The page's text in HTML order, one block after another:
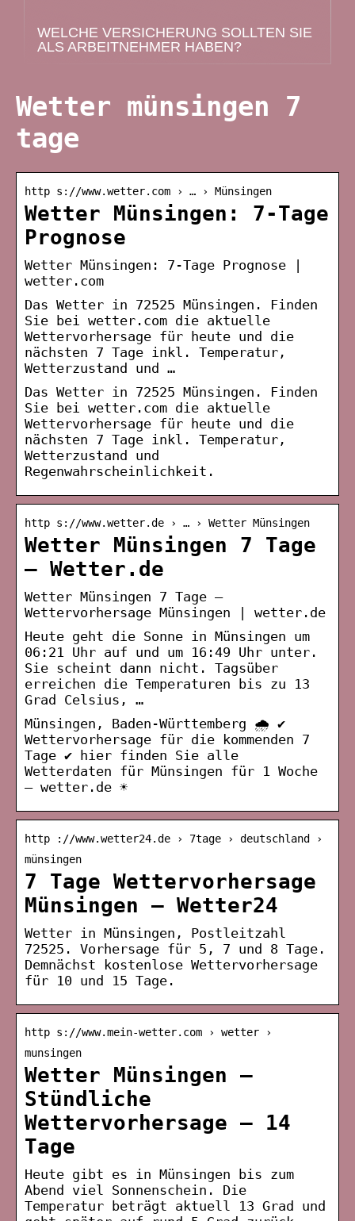
WELCHE VERSICHERUNG SOLLTEN SIE
ALS ARBEITNEHMER HABEN?
Wetter münsingen 7
tage
http s://www.wetter.com › … › Münsingen
Wetter Münsingen: 7-Tage
Prognose
Wetter Münsingen: 7-Tage Prognose |
wetter.com
Das Wetter in 72525 Münsingen. Finden
Sie bei wetter.com die aktuelle
Wettervorhersage für heute und die
nächsten 7 Tage inkl. Temperatur,
Wetterzustand und …
Das Wetter in 72525 Münsingen. Finden
Sie bei wetter.com die aktuelle
Wettervorhersage für heute und die
nächsten 7 Tage inkl. Temperatur,
Wetterzustand und
Regenwahrscheinlichkeit.
http s://www.wetter.de › … › Wetter Münsingen
Wetter Münsingen 7 Tage
– Wetter.de
Wetter Münsingen 7 Tage –
Wettervorhersage Münsingen | wetter.de
Heute geht die Sonne in Münsingen um
06:21 Uhr auf und um 16:49 Uhr unter.
Sie scheint dann nicht. Tagsüber
erreichen die Temperaturen bis zu 13
Grad Celsius, …
Münsingen, Baden-Württemberg 🌧️ ✔
Wettervorhersage für die kommenden 7
Tage ✔ hier finden Sie alle
Wetterdaten für Münsingen für 1 Woche
– wetter.de ☀
http ://www.wetter24.de › 7tage › deutschland ›
münsingen
7 Tage Wettervorhersage
Münsingen – Wetter24
Wetter in Münsingen, Postleitzahl
72525. Vorhersage für 5, 7 und 8 Tage.
Demnächst kostenlose Wettervorhersage
für 10 und 15 Tage.
http s://www.mein-wetter.com › wetter ›
munsingen
Wetter Münsingen –
Stündliche
Wettervorhersage – 14
Tage
Heute gibt es in Münsingen bis zum
Abend viel Sonnenschein. Die
Temperatur beträgt aktuell 13 Grad und